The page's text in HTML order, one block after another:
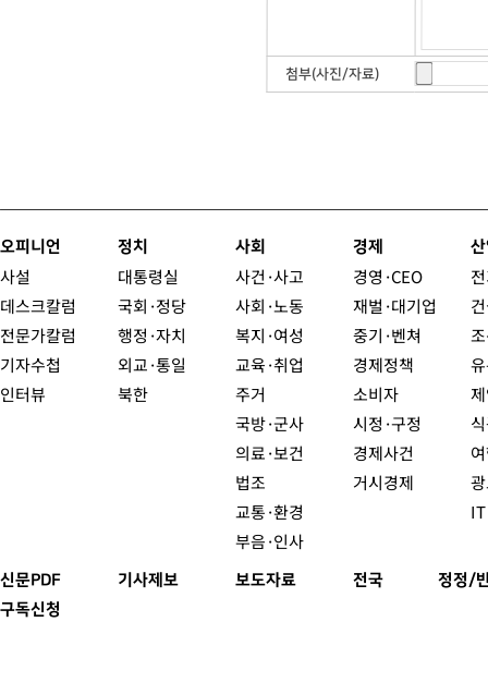
첨부(사진/자료)
오피니언
사설
데스크칼럼
전문가칼럼
기자수첩
인터뷰
정치
대통령실
국회·정당
행정·자치
외교·통일
북한
사회
사건·사고
사회·노동
복지·여성
교육·취업
주거
국방·군사
의료·보건
법조
교통·환경
부음·인사
경제
경영·CEO
재벌·대기업
중기·벤쳐
경제정책
소비자
시정·구정
경제사건
거시경제
신문PDF
구독신청
기사제보 보도자료 전국 정정/